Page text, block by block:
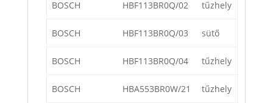
BOSCH HBF113BR0Q/02 tűzhely
BOSCH HBF113BR0Q/03 sütő
BOSCH HBF113BR0Q/04 tűzhely
BOSCH HBA553BR0W/21 tűzhely